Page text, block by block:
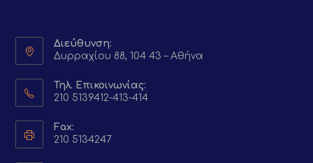
Διεύθυνση:
Δυρραχίου 88, 104 43 – Αθήνα
Τηλ. Επικοινωνίας:
210 5139412-413-414
Fax:
210 5134247